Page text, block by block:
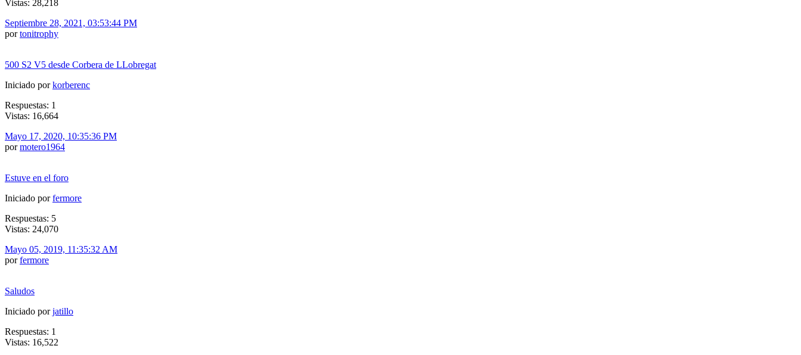
Vistas: 28,218
Septiembre 28, 2021, 03:53:44 PM
portonitrophy
500 S2 V5 desde Corbera de LLobregat
Iniciado porkorberenc
Respuestas: 1
Vistas: 16,664
Mayo 17, 2020, 10:35:36 PM
pormotero1964
Estuve en el foro
Iniciado porfermore
Respuestas: 5
Vistas: 24,070
Mayo 05, 2019, 11:35:32 AM
porfermore
Saludos
Iniciado porjatillo
Respuestas: 1
Vistas: 16,522